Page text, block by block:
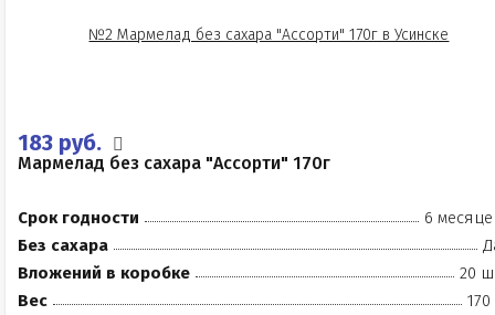
183 руб.
Мармелад без сахара "Ассорти" 170г
Срок годности
6
Без сахара
Вложений в коробке
20
Вес
170